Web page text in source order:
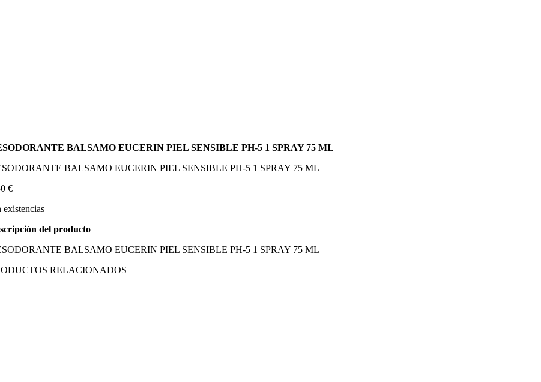
BALSAMO EUCERIN PIEL SENSIBLE PH-5 1 SPRAY 75 ML
BALSAMO EUCERIN PIEL SENSIBLE PH-5 1 SPRAY 75 ML
€
existencias
del producto
BALSAMO EUCERIN PIEL SENSIBLE PH-5 1 SPRAY 75 ML
RELACIONADOS